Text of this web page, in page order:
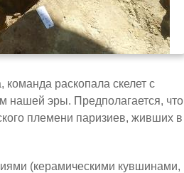
раскопала скелет с
нашей эры. Предполагается, что
племени паризиев, живших в
(керамическими кувшинами,